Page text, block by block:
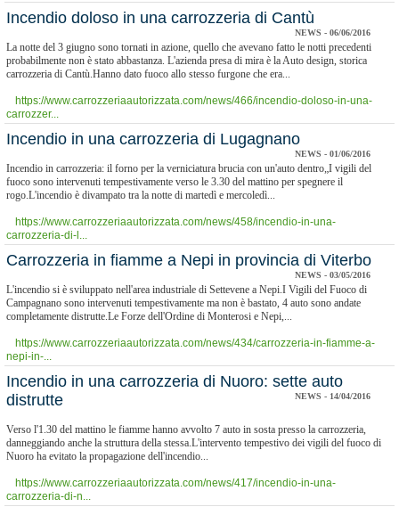
Incendio doloso in una carrozzeria di Cantù
NEWS - 06/06/2016
La notte del 3 giugno sono tornati in azione, quello che avevano fatto le notti precedenti
probabilmente non è stato abbastanza. L'azienda presa di mira è la Auto design, storica
carrozzeria di Cantù.Hanno dato fuoco allo stesso furgone che era...
https://www.carrozzeriaautorizzata.com/news/466/incendio-doloso-in-una-
carrozzer...
Incendio in una carrozzeria di Lugagnano
NEWS - 01/06/2016
Incendio in carrozzeria: il forno per la verniciatura brucia con un'auto dentro„I vigili del
fuoco sono intervenuti tempestivamente verso le 3.30 del mattino per spegnere il
rogo.L'incendio è divampato tra la notte di martedì e mercoledì...
https://www.carrozzeriaautorizzata.com/news/458/incendio-in-una-
carrozzeria-di-l...
Carrozzeria in fiamme a Nepi in provincia di Viterbo
NEWS - 03/05/2016
L'incendio si è sviluppato nell'area industriale di Settevene a Nepi.I Vigili del Fuoco di
Campagnano sono intervenuti tempestivamente ma non è bastato, 4 auto sono andate
completamente distrutte.Le Forze dell'Ordine di Monterosi e Nepi,...
https://www.carrozzeriaautorizzata.com/news/434/carrozzeria-in-fiamme-a-
nepi-in-...
Incendio in una carrozzeria di Nuoro: sette auto
distrutte
NEWS - 14/04/2016
Verso l'1.30 del mattino le fiamme hanno avvolto 7 auto in sosta presso la carrozzeria,
danneggiando anche la struttura della stessa.L'intervento tempestivo dei vigili del fuoco di
Nuoro ha evitato la propagazione dell'incendio...
https://www.carrozzeriaautorizzata.com/news/417/incendio-in-una-
carrozzeria-di-n...